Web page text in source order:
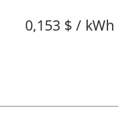
0,153 $ / kWh